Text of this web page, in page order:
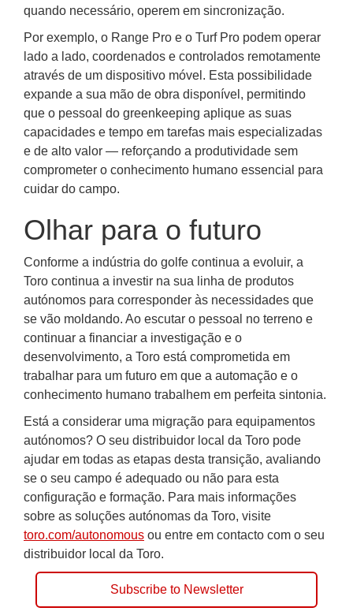
quando necessário, operem em sincronização.
Por exemplo, o Range Pro e o Turf Pro podem operar
lado a lado, coordenados e controlados remotamente
através de um dispositivo móvel. Esta possibilidade
expande a sua mão de obra disponível, permitindo
que o pessoal do greenkeeping aplique as suas
capacidades e tempo em tarefas mais especializadas
e de alto valor — reforçando a produtividade sem
comprometer o conhecimento humano essencial para
cuidar do campo.
Olhar para o futuro
Conforme a indústria do golfe continua a evoluir, a
Toro continua a investir na sua linha de produtos
autónomos para corresponder às necessidades que
se vão moldando. Ao escutar o pessoal no terreno e
continuar a financiar a investigação e o
desenvolvimento, a Toro está comprometida em
trabalhar para um futuro em que a automação e o
conhecimento humano trabalhem em perfeita sintonia.
Está a considerar uma migração para equipamentos
autónomos? O seu distribuidor local da Toro pode
ajudar em todas as etapas desta transição, avaliando
se o seu campo é adequado ou não para esta
configuração e formação. Para mais informações
sobre as soluções autónomas da Toro, visite
toro.com/autonomous ou entre em contacto com o seu
distribuidor local da Toro.
Subscribe to Newsletter